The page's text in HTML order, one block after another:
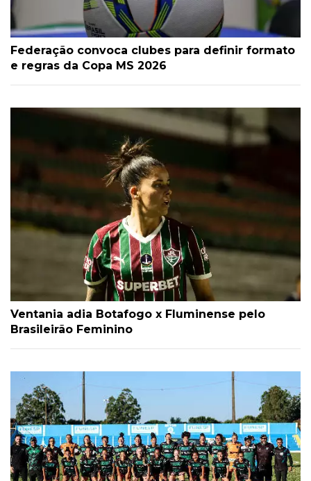
Federação convoca clubes para definir formato
e regras da Copa MS 2026
Ventania adia Botafogo x Fluminense pelo
Brasileirão Feminino